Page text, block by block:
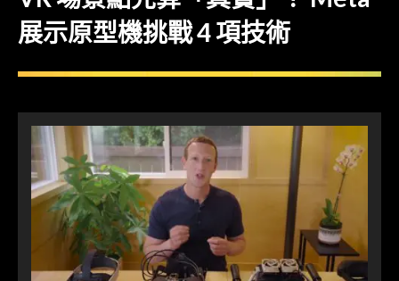
展示原型機挑戰 4 項技術